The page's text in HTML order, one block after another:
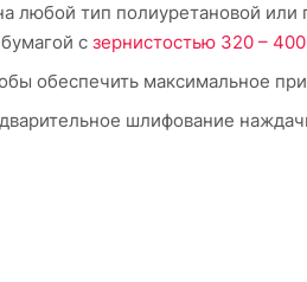
любой тип полиуретановой
с зернистостью 320 – 400
обеспечить максимальное
шлифование